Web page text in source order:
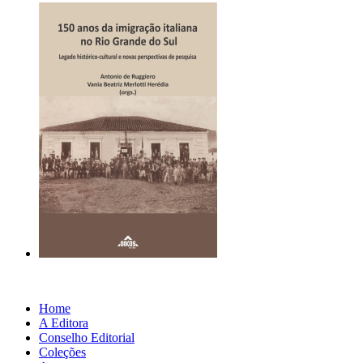
Home
A Editora
Conselho Editorial
Coleções